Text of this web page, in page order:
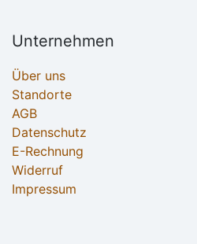
Unternehmen
Über uns
Standorte
AGB
Datenschutz
E-Rechnung
Widerruf
Impressum